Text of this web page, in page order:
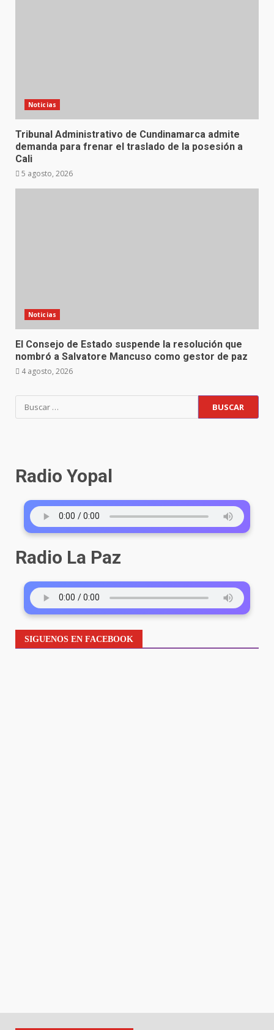
Noticias
Tribunal Administrativo de Cundinamarca admite
demanda para frenar el traslado de la posesión a
Cali
5 agosto, 2026
Noticias
El Consejo de Estado suspende la resolución que
nombró a Salvatore Mancuso como gestor de paz
4 agosto, 2026
Radio Yopal
Radio La Paz
SIGUENOS EN FACEBOOK